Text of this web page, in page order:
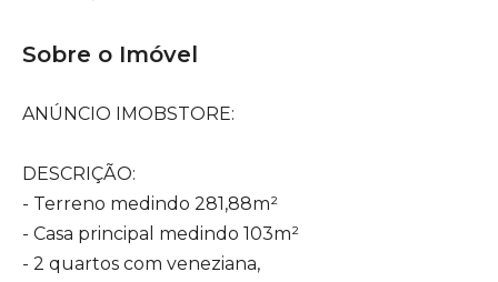
Sobre o Imóvel
ANÚNCIO IMOBSTORE:
DESCRIÇÃO:
- Terreno medindo 281,88m²
- Casa principal medindo 103m²
- 2 quartos com veneziana,